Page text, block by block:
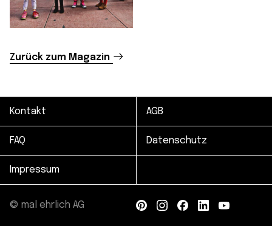
Zurück zum Magazin
Kontakt AGB
FAQ Datenschutz
Impressum
© mal ehrlich AG